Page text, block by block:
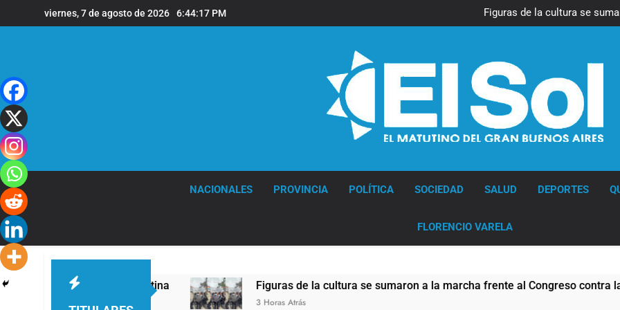
al
viernes, 7 de agosto de 2026 6:44:18 PM
Figuras de la cultura se
Nueva jornada negativa
Figuras de la cultura se
Nueva jornada negativa
en Wall Street y el
Jorge Macri condenó los
NACIONALES PROVINCIA POLÍTICA SOCIEDAD SALUD DEPORTES
FLORENCIO VARELA
XIV a la Argentina Figuras de la cultura se sumaron a la marcha frente al Congreso contra la Ley de
3 Horas Atrás